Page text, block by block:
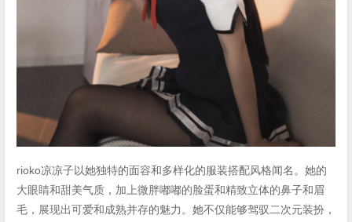
rioko凉凉子以她独特的面容和多样化的服装搭配风格闻名。她的
大眼睛和甜美气质，加上微胖嘟嘟的脸蛋和精致立体的鼻子和眉
毛，展现出可爱和成熟并存的魅力。她不仅能够驾驭二次元装扮，